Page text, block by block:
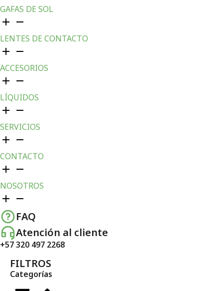
GAFAS DE SOL
LENTES DE CONTACTO
ACCESORIOS
LÍQUIDOS
SERVICIOS
CONTACTO
NOSOTROS
FAQ
Atención al cliente
+57 320 497 2268
FILTROS
Categorías